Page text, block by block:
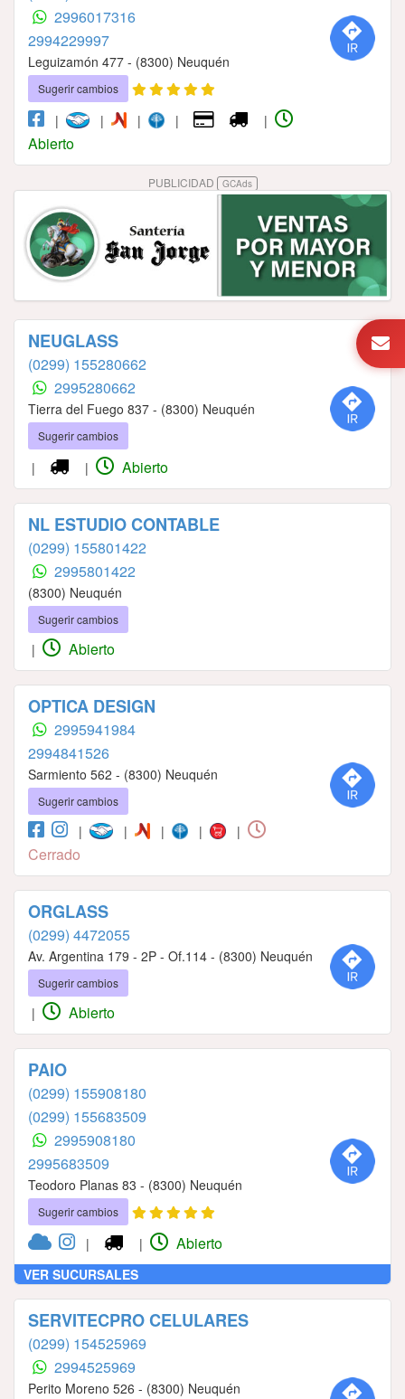
2996017316
2994229997
Leguizamón 477 - (8300) Neuquén
Sugerir cambios
| | | | |
Abierto
PUBLICIDAD GCAds
NEUGLASS
(0299) 155280662
2995280662
Tierra del Fuego 837 - (8300) Neuquén
Sugerir cambios
| | Abierto
NL ESTUDIO CONTABLE
(0299) 155801422
2995801422
(8300) Neuquén
Sugerir cambios
| Abierto
OPTICA DESIGN
2995941984
2994841526
Sarmiento 562 - (8300) Neuquén
Sugerir cambios
| | | | |
Cerrado
ORGLASS
(0299) 4472055
Av. Argentina 179 - 2P - Of.114 - (8300) Neuquén
Sugerir cambios
| Abierto
PAIO
(0299) 155908180
(0299) 155683509
2995908180
2995683509
Teodoro Planas 83 - (8300) Neuquén
Sugerir cambios
| | Abierto
VER SUCURSALES
SERVITECPRO CELULARES
(0299) 154525969
2994525969
Perito Moreno 526 - (8300) Neuquén